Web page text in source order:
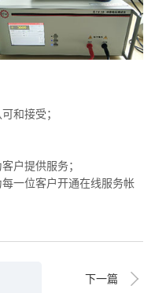
和接受；
户提供服务；
一位客户开通在线服务帐
下一篇